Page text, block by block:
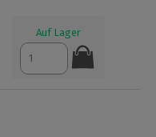
Auf Lager